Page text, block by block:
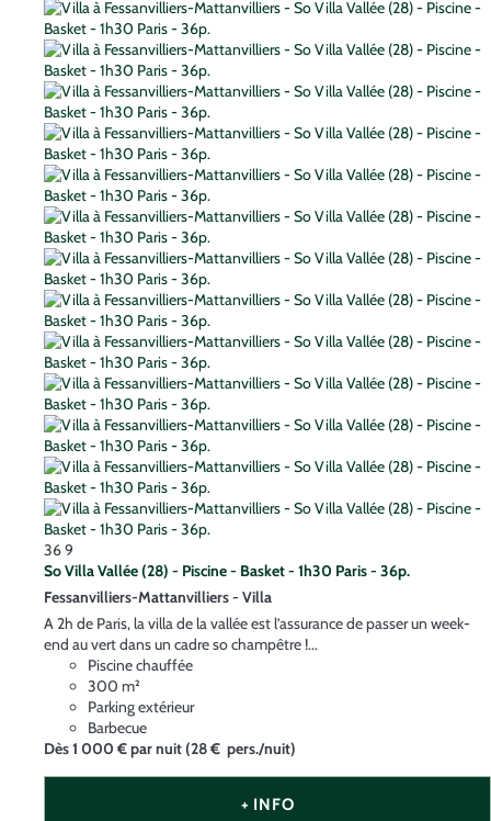
369
So Villa Vallée (28) - Piscine - Basket - 1h30 Paris - 36p.
Fessanvilliers-Mattanvilliers - Villa
A 2h de Paris, la villa de la vallée est l’assurance de passer un week-
end au vert dans un cadre so champêtre !...
Piscine chauffée
300 m²
Parking extérieur
Barbecue
Dès1 000 €par nuit(28 € pers./nuit)
+ INFO